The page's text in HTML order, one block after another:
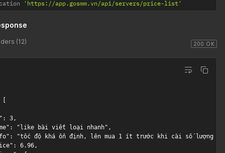
'https://app.gosmm.vn/api/servers/price-list'
200 OK
(12)